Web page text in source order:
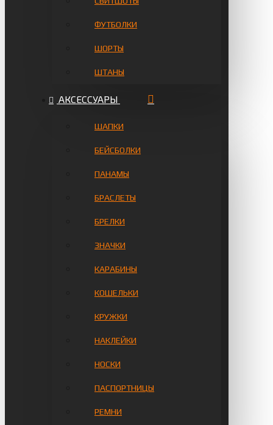
ФУТБОЛКИ
ШОРТЫ
ШТАНЫ
АКСЕССУАРЫ
ШАПКИ
БЕЙСБОЛКИ
ПАНАМЫ
БРАСЛЕТЫ
БРЕЛКИ
ЗНАЧКИ
КАРАБИНЫ
КОШЕЛЬКИ
КРУЖКИ
НАКЛЕЙКИ
НОСКИ
ПАСПОРТНИЦЫ
РЕМНИ